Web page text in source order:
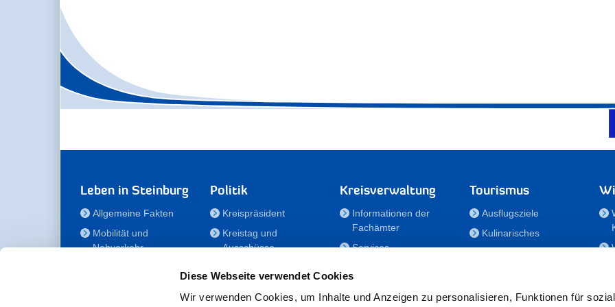
Diese Webseite verwendet Cookies
Wir verwenden Cookies, um Inhalte und Anzeigen zu personalisieren, Funktionen für
Leben in Steinburg
Allgemeine Fakten
Mobilität und
Nahverkehr
Politik
Kreispräsident
Kreistag und
Ausschüsse
für Menschen mit
Behinderung
Kreisverwaltung
Informationen der
Fachämter
Services
Nachwuchskräfte
Notdienste
Tourismus
Ausflugsziele
Kulinarisches
Veranstaltungen